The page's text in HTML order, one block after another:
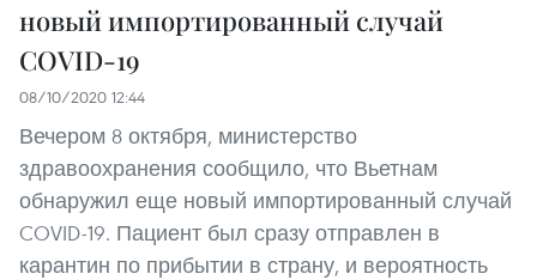
новый импортированный случай
COVID-19
08/10/2020 12:44
Вечером 8 октября, министерство
здравоохранения сообщило, что Вьетнам
обнаружил еще новый импортированный случай
COVID-19. Пациент был сразу отправлен в
карантин по прибытии в страну, и вероятность